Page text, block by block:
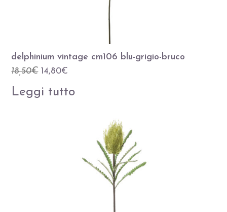
delphinium vintage cm106 blu-grigio-bruco
18,50€ Il
originale
14,80€
attuale
Leggi tutto